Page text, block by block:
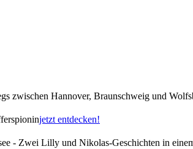
zwischen Hannover, Braunschweig und
jetzt entdecken!
- Zwei Lilly und Nikolas-Geschichten in